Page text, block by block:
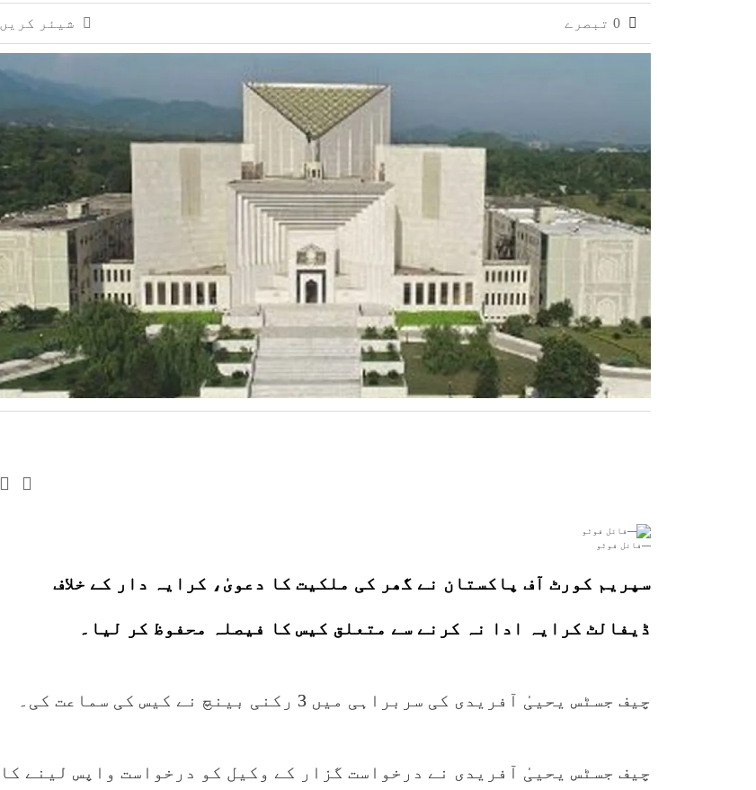
شیئر کریں
—فائل فوٹو
سپریم کورٹ آف پاکستان نے گھر کی ملکیت کا دعویٰ، کرایہ دار کے خلاف
ڈیفالٹ کرایہ ادا نہ کرنے سے متعلق کیس کا فیصلہ محفوظ کر لیا۔
چیف جسٹس یحییٰ آفریدی کی سربراہی میں 3 رکنی بینچ نے کیس کی سماعت کی۔
چیف جسٹس یحییٰ آفریدی نے درخواست گزار کے وکیل کو درخواست واپس لینے کا